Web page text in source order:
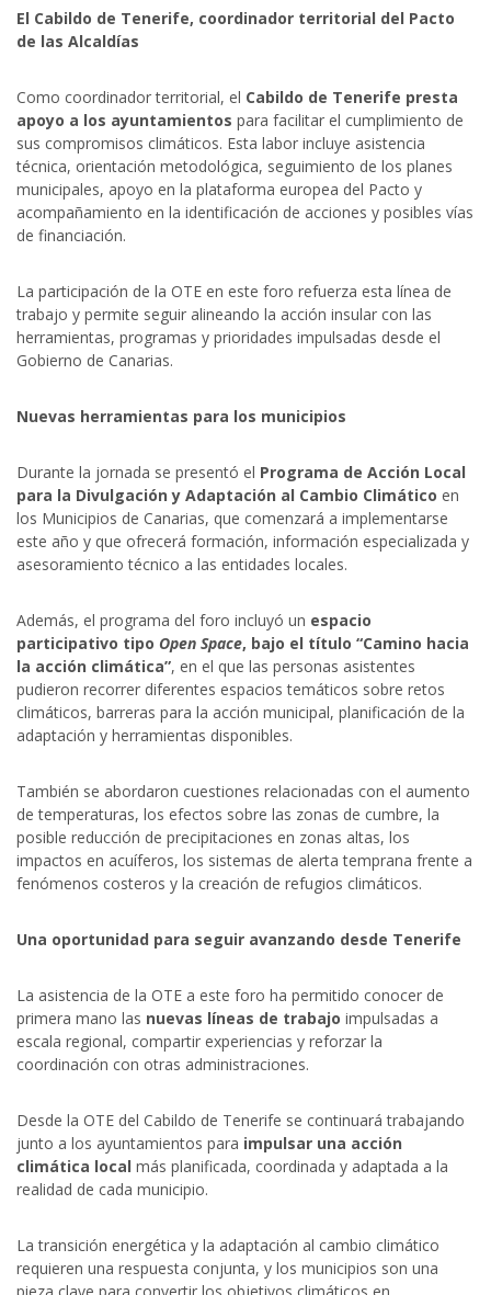
El Cabildo de Tenerife, coordinador territorial del Pacto
de las Alcaldías
Como coordinador territorial, el Cabildo de Tenerife presta
apoyo a los ayuntamientos para facilitar el cumplimiento de
sus compromisos climáticos. Esta labor incluye asistencia
técnica, orientación metodológica, seguimiento de los planes
municipales, apoyo en la plataforma europea del Pacto y
acompañamiento en la identificación de acciones y posibles vías
de financiación.
La participación de la OTE en este foro refuerza esta línea de
trabajo y permite seguir alineando la acción insular con las
herramientas, programas y prioridades impulsadas desde el
Gobierno de Canarias.
Nuevas herramientas para los municipios
Durante la jornada se presentó el Programa de Acción Local
para la Divulgación y Adaptación al Cambio Climático en
los Municipios de Canarias, que comenzará a implementarse
este año y que ofrecerá formación, información especializada y
asesoramiento técnico a las entidades locales.
Además, el programa del foro incluyó un espacio
participativo tipo Open Space, bajo el título “Camino hacia
la acción climática”, en el que las personas asistentes
pudieron recorrer diferentes espacios temáticos sobre retos
climáticos, barreras para la acción municipal, planificación de la
adaptación y herramientas disponibles.
También se abordaron cuestiones relacionadas con el aumento
de temperaturas, los efectos sobre las zonas de cumbre, la
posible reducción de precipitaciones en zonas altas, los
impactos en acuíferos, los sistemas de alerta temprana frente a
fenómenos costeros y la creación de refugios climáticos.
Una oportunidad para seguir avanzando desde Tenerife
La asistencia de la OTE a este foro ha permitido conocer de
primera mano las nuevas líneas de trabajo impulsadas a
escala regional, compartir experiencias y reforzar la
coordinación con otras administraciones.
Desde la OTE del Cabildo de Tenerife se continuará trabajando
junto a los ayuntamientos para impulsar una acción
climática local más planificada, coordinada y adaptada a la
realidad de cada municipio.
La transición energética y la adaptación al cambio climático
requieren una respuesta conjunta, y los municipios son una
pieza clave para convertir los objetivos climáticos en